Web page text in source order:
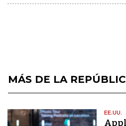
MÁS DE LA
EE.UU.